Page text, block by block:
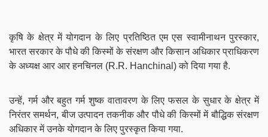
कृषि के क्षेत्र में योगदान के लिए प्रतिष्ठित एम एस स्वामीनाथन पुरस्कार,
भारत सरकार के पौधे की किस्मों के संरक्षण और किसान अधिकार प्राधिकरण
के अध्यक्ष आर आर हनचिनल (R.R. Hanchinal ) को दिया गया है.
उन्हें, गर्म और बहुत गर्म शुष्क वातावरण के लिए फसल के सुधार के क्षेत्र में
निरंतर समर्थन, बीज उत्पादन तकनीक और पौधे की किस्मों में बौद्धिक संरक्षण
अधिकार में उनके योगदान के लिए पुरस्कृत किया गया.